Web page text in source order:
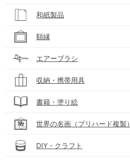
和紙製品
額縁
エアーブラシ
収納・携帯用具
書籍・塗り絵
世界の名画（プリハード複製）
DIY・クラフト